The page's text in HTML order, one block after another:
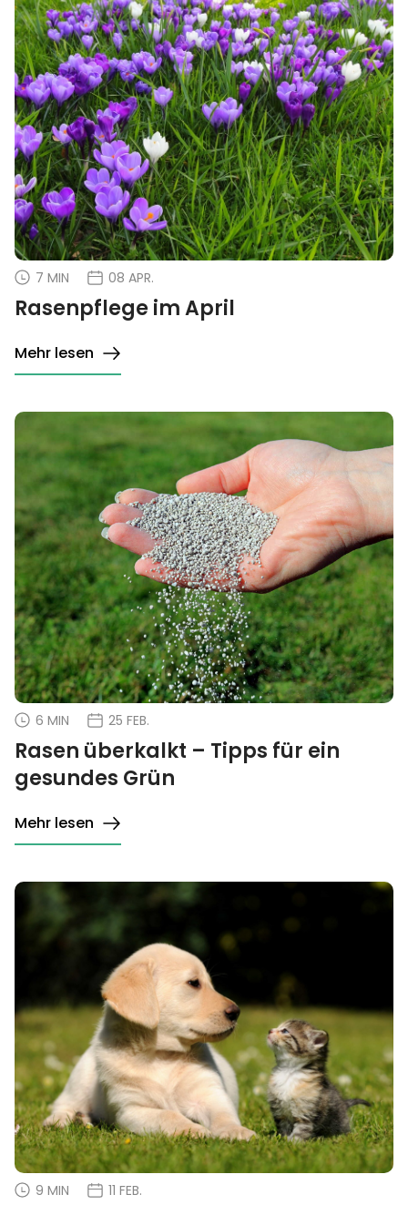
7 MIN 08 APR.
Rasenpflege im April
Mehr lesen
6 MIN 25 FEB.
Rasen überkalkt – Tipps für ein
gesundes Grün
Mehr lesen
9 MIN 11 FEB.